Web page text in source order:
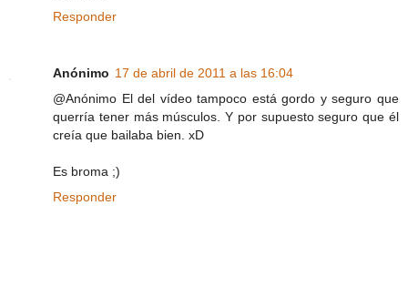
Responder
Anónimo 17 de abril de 2011 a las 16:04
@Anónimo El del vídeo tampoco está gordo y seguro que
querría tener más músculos. Y por supuesto seguro que él
creía que bailaba bien. xD
Es broma ;)
Responder